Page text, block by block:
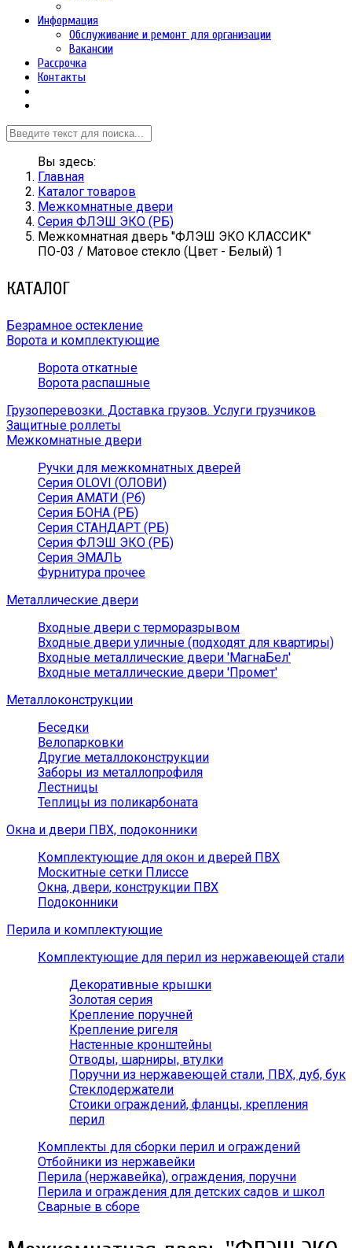
Информация
Обслуживание и ремонт для организации
Вакансии
Рассрочка
Контакты
Вы здесь:
Главная
Каталог товаров
Межкомнатные двери
Серия ФЛЭШ ЭКО (РБ)
Межкомнатная дверь ''ФЛЭШ ЭКО КЛАССИК''
ПО-03 / Матовое стекло (Цвет - Белый) 1
КАТАЛОГ
Безрамное остекление
Ворота и комплектующие
Ворота откатные
Ворота распашные
Грузоперевозки. Доставка грузов. Услуги грузчиков
Защитные роллеты
Межкомнатные двери
Ручки для межкомнатных дверей
Серия OLOVI (ОЛОВИ)
Серия АМАТИ (Рб)
Серия БОНА (РБ)
Серия СТАНДАРТ (РБ)
Серия ФЛЭШ ЭКО (РБ)
Серия ЭМАЛЬ
Фурнитура прочее
Металлические двери
Входные двери с терморазрывом
Входные двери уличные (подходят для квартиры)
Входные металлические двери 'МагнаБел'
Входные металлические двери 'Промет'
Металлоконструкции
Беседки
Велопарковки
Другие металлоконструкции
Заборы из металлопрофиля
Лестницы
Теплицы из поликарбоната
Окна и двери ПВХ, подоконники
Комплектующие для окон и дверей ПВХ
Москитные сетки Плиссе
Окна, двери, конструкции ПВХ
Подоконники
Перила и комплектующие
Комплектующие для перил из нержавеющей стали
Декоративные крышки
Золотая серия
Крепление поручней
Крепление ригеля
Настенные кронштейны
Отводы, шарниры, втулки
Поручни из нержавеющей стали, ПВХ, дуб, бук
Стеклодержатели
Стоики ограждений, фланцы, крепления
перил
Комплекты для сборки перил и ограждений
Отбойники из нержавейки
Перила (нержавейка), ограждения, поручни
Перила и ограждения для детских садов и школ
Сварные в сборе